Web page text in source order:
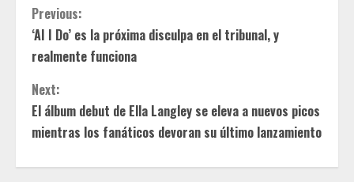
C
o
n
t
Previous:
‘AI I Do’ es la próxima disculpa en el tribunal, y
realmente funciona
Next:
El álbum debut de Ella Langley se eleva a nuevos picos
mientras los fanáticos devoran su último lanzamiento